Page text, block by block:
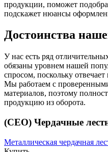
продукции, поможет
подскажет нюансы
Достоинства
У нас есть ряд
обязаны уровнем нашей
спросом, поскольку
Мы работаем с
материалов, поэтому
продукцию из оборота.
(CEO) Чердачные
Металлическая чердачная